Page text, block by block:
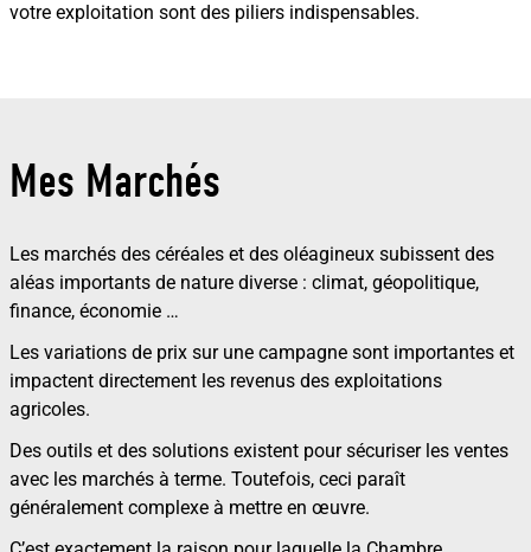
votre exploitation sont des piliers indispensables.
Mes Marchés
Les marchés des céréales et des oléagineux subissent des
aléas importants de nature diverse : climat, géopolitique,
finance, économie …
Les variations de prix sur une campagne sont importantes et
impactent directement les revenus des exploitations
agricoles.
Des outils et des solutions existent pour sécuriser les ventes
avec les marchés à terme. Toutefois, ceci paraît
généralement complexe à mettre en œuvre.